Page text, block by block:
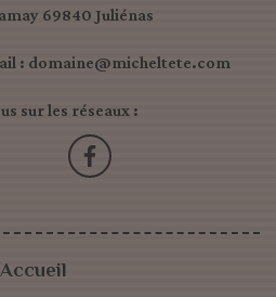
69840 Juliénas
: domaine@micheltete.com
sur les réseaux :
Accueil